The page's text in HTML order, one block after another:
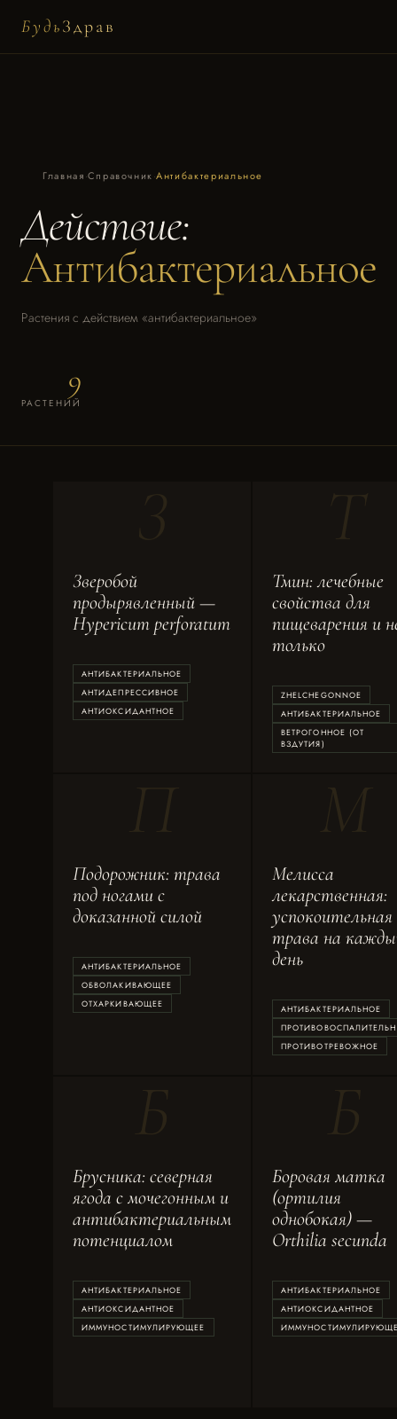
БудьЗдрав
Главная·Справочник·Антибактериальное
Действие:
Антибактериальное
Растения с действием «антибактериальное»
9
РАСТЕНИЙ
Зверобой
продырявленный —
Hypericum perforatum
АНТИБАКТЕРИАЛЬНОЕ
АНТИДЕПРЕССИВНОЕ
АНТИОКСИДАНТНОЕ
Тмин: лечебные
свойства для
пищеварения и
только
ZHELCHEGONNOE
АНТИБАКТЕРИАЛЬНОЕ
ВЕТРОГОННОЕ (ОТ
ВЗДУТИЯ)
Подорожник: трава
под ногами с
доказанной силой
АНТИБАКТЕРИАЛЬНОЕ
ОБВОЛАКИВАЮЩЕЕ
ОТХАРКИВАЮЩЕЕ
Мелисса
лекарственная:
успокоительная
трава на
день
АНТИБАКТЕРИАЛЬНОЕ
ПРОТИВОТРЕВОЖНОЕ
Брусника: северная
ягода с мочегонным и
антибактериальным
потенциалом
АНТИБАКТЕРИАЛЬНОЕ
АНТИОКСИДАНТНОЕ
ИММУНОСТИМУЛИРУЮЩЕЕ
Боровая матка
(ортилия
однобокая) —
Orthilia secunda
АНТИБАКТЕРИАЛЬНОЕ
АНТИОКСИДАНТНОЕ